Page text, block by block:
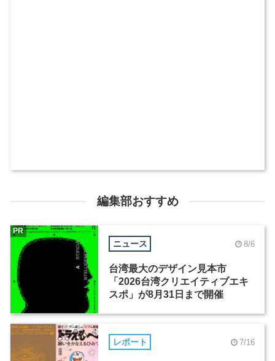
編集部おすすめ
ニュース 8/6
台湾最大のデザイン見本市
「2026台湾クリエイティブエキ
スポ」が8月31日まで開催
PR
レポート 7/16